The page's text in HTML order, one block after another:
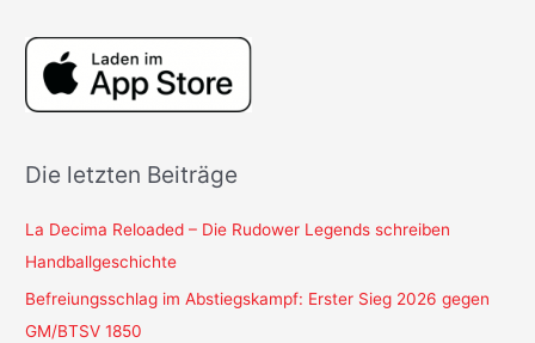
Die letzten Beiträge
La Decima Reloaded – Die Rudower Legends schreiben
Handballgeschichte
Befreiungsschlag im Abstiegskampf: Erster Sieg 2026 gegen
GM/BTSV 1850